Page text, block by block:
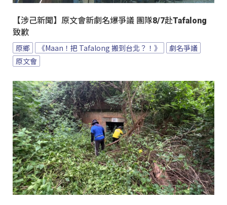
【涉己新聞】原文會新劇名爆爭議 團隊8/7赴Tafalong
致歉
原鄉 《Maan！把 Tafalong 搬到台北？！》
劇名爭議
原文會